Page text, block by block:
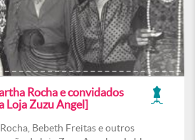
Rocha e convidados
Loja Zuzu Angel]
Bebeth Freitas e outros